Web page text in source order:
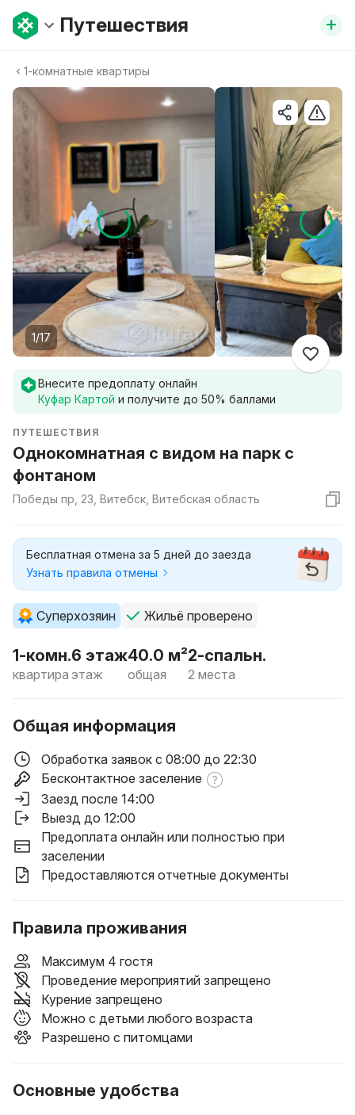
Путешествия +
1-комнатные квартиры
1/17
Внесите предоплату онлайн
Куфар Картой и получите до 50% баллами
ПУТЕШЕСТВИЯ
Однокомнатная с видом на парк с
фонтаном
Победы пр, 23, Витебск, Витебская область
Бесплатная отмена за 5 дней до заезда
Узнать правила отмены
Суперхозяин Жильё проверено
1-комн.
квартира
6 этаж
этаж
40.0 м²
общая
2-спальн.
2 места
Общая информация
Обработка заявок с 08:00 до 22:30
Бесконтактное заселение
Заезд после 14:00
Выезд до 12:00
Предоплата онлайн или полностью при
заселении
Предоставляются отчетные документы
Правила проживания
Максимум 4 гостя
Проведение мероприятий запрещено
Курение запрещено
Можно с детьми любого возраста
Разрешено с питомцами
Основные удобства